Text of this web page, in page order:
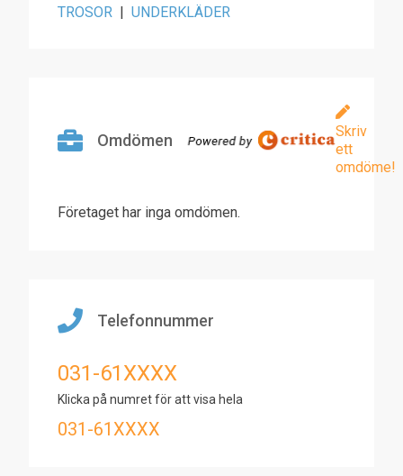
TROSOR | UNDERKLÄDER
Omdömen
Skriv
ett
omdöme!
Företaget har inga omdömen.
Telefonnummer
031-61XXXX
Klicka på numret för att visa hela
031-61XXXX